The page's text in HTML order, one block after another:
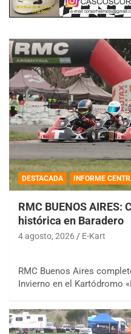
DESTACADA INFORME
RMC BUENOS AIRES:
histórica en Baradero
4 agosto, 2026 E-Kart
RMC Buenos Aires
Invierno en el Kartódromo